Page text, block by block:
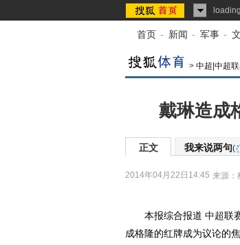
首页 - 新闻 - 军事 -
> 中超|中超
戴琳造成
正文 我来说两句(
2014年04月22日14:45 来源：
本报综合报道 中超联
成格隆的红牌成为议论的